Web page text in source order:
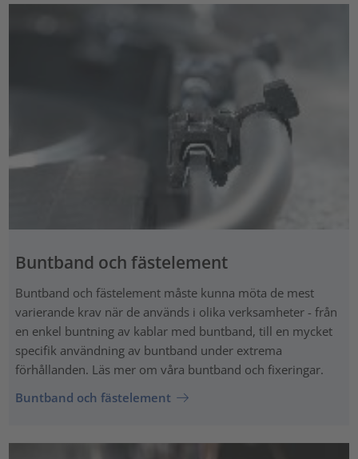
Buntband och fästelement
Buntband och fästelement måste kunna möta de mest
varierande krav när de används i olika verksamheter - från
en enkel buntning av kablar med buntband, till en mycket
specifik användning av buntband under extrema
förhållanden. Läs mer om våra buntband och fixeringar.
Buntband och fästelement